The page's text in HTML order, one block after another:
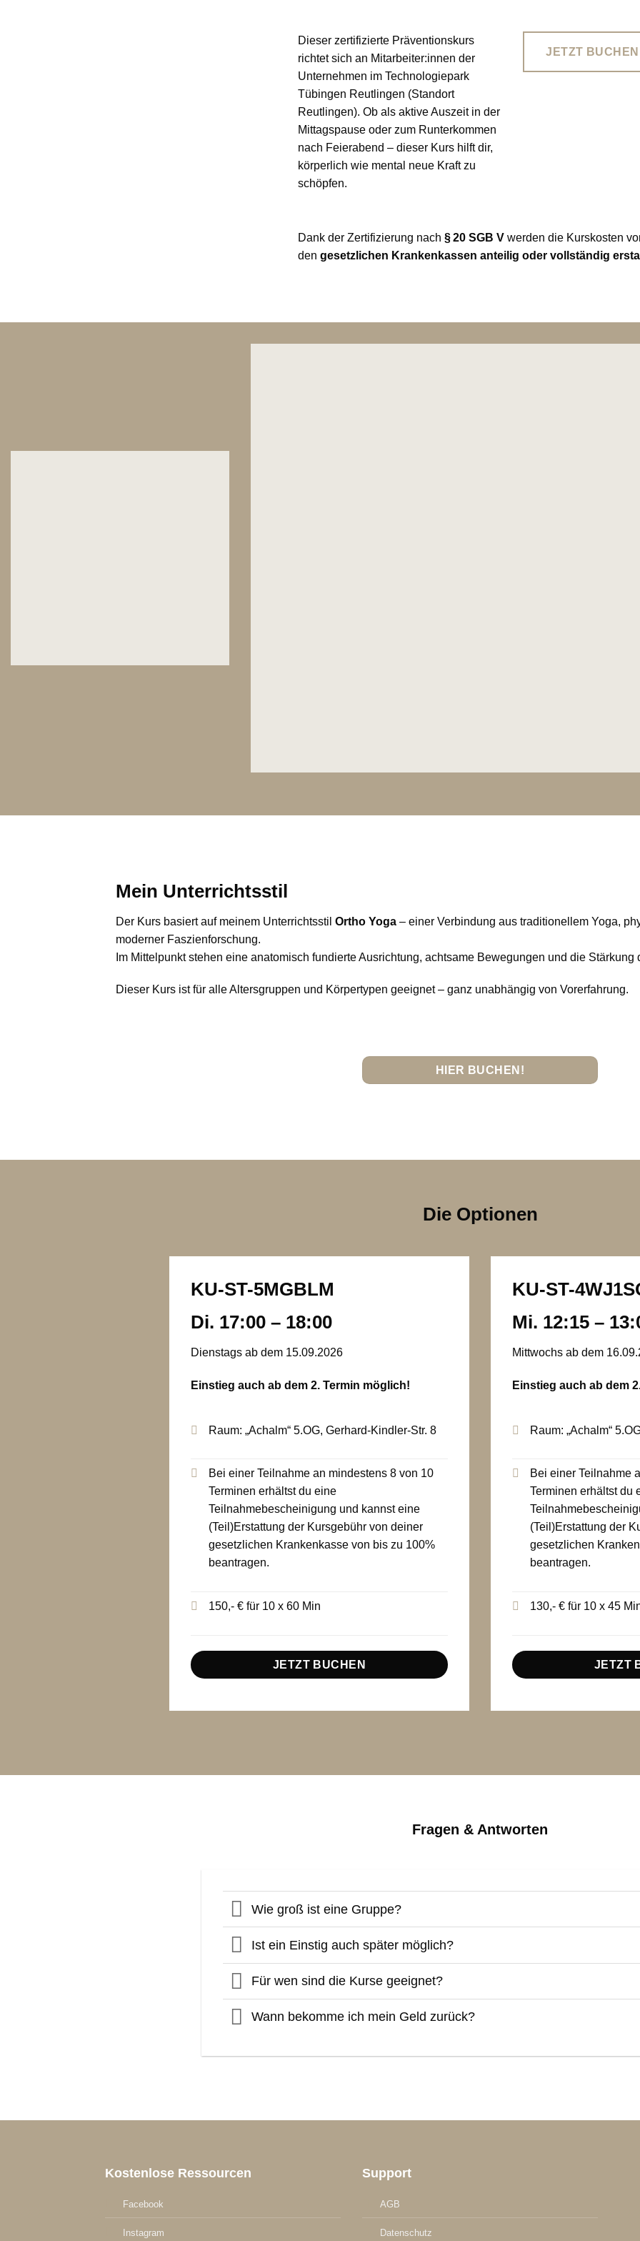
Dieser zertifizierte Präventionskurs
richtet sich an Mitarbeiter:innen der
Unternehmen im Technologiepark
Tübingen Reutlingen (Standort
Reutlingen). Ob als aktive Auszeit in der
Mittagspause oder zum Runterkommen
nach Feierabend – dieser Kurs hilft dir,
körperlich wie mental neue Kraft zu
schöpfen.
JETZT BUCHEN
Dank der Zertifizierung nach § 20 SGB V werden die Kurskosten
den gesetzlichen Krankenkassen anteilig oder vollständig
Mein Unterrichtsstil
Der Kurs basiert auf meinem Unterrichtsstil Ortho Yoga – einer Verbindung aus traditionellem Yoga,
moderner Faszienforschung.
Im Mittelpunkt stehen eine anatomisch fundierte Ausrichtung, achtsame Bewegungen und die
Dieser Kurs ist für alle Altersgruppen und Körpertypen geeignet – ganz unabhängig von Vorerfahrung.
HIER BUCHEN!
Die Optionen
KU-ST-5MGBLM
Di. 17:00 – 18:00
Dienstags ab dem 15.09.2026
Einstieg auch ab dem 2. Termin möglich!
Raum: „Achalm“ 5.OG, Gerhard-Kindler-Str. 8
Bei einer Teilnahme an mindestens 8 von 10
Terminen erhältst du eine
Teilnahmebescheinigung und kannst eine
(Teil)Erstattung der Kursgebühr von deiner
gesetzlichen Krankenkasse von bis zu 100%
beantragen.
150,- € für 10 x 60 Min
JETZT BUCHEN
KU-ST-
Mi. 12:15 –
Mittwochs ab dem
Einstieg auch ab dem
Raum: „Achalm“
Bei einer Teilnahme
Terminen erhältst du
(Teil)Erstattung der
gesetzlichen
beantragen.
130,- € für 10 x 45
JETZT
Fragen & Antworten
Wie groß ist eine Gruppe?
Ist ein Einstig auch später möglich?
Für wen sind die Kurse geeignet?
Wann bekomme ich mein Geld zurück?
Kostenlose Ressourcen
Facebook
Instagram
Support
AGB
Datenschutz